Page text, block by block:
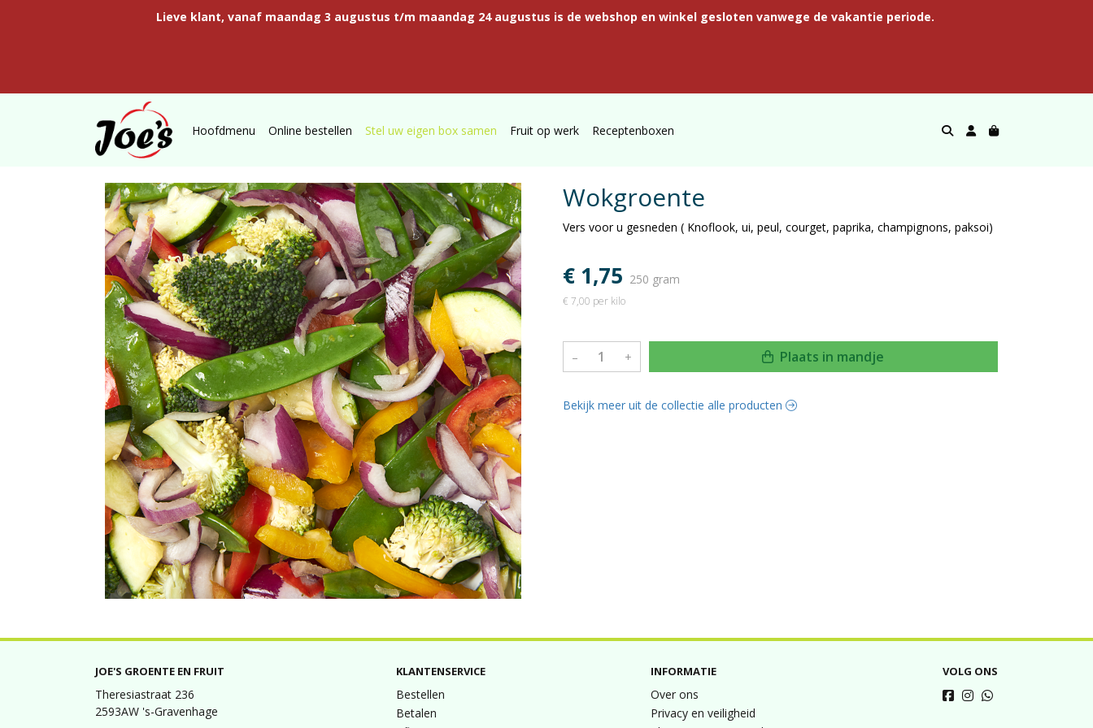
Lieve klant, vanaf maandag 3 augustus t/m maandag 24 augustus is de webshop en winkel gesloten vanwege de vakantie periode.
Hoofdmenu Online bestellen Stel uw eigen box samen Fruit op werk Receptenboxen
Wokgroente
Vers voor u gesneden ( Knoflook, ui, peul, courget, paprika, champignons, paksoi)
€ 1,75 250 gram
€ 7,00 per kilo
– + Plaats in mandje
Bekijk meer uit de collectie alle producten
JOE'S GROENTE EN FRUIT
Theresiastraat 236
2593AW 's-Gravenhage
KLANTENSERVICE
Bestellen
Betalen
INFORMATIE
Over ons
Privacy en veiligheid
VOLG ONS